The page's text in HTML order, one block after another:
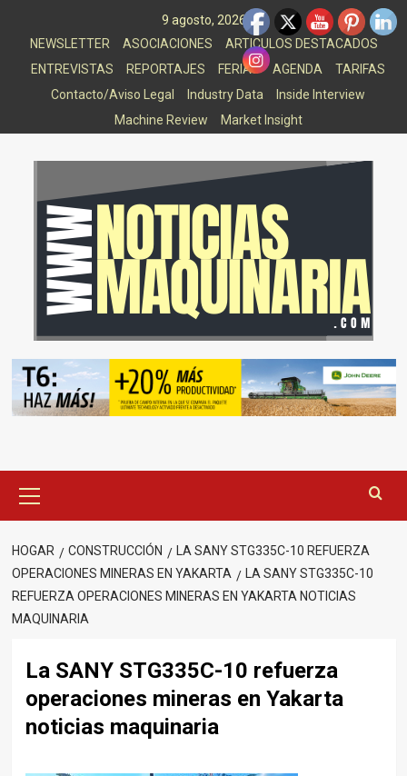
9 agosto, 2026
NEWSLETTER
ASOCIACIONES
ARTICULOS DESTACADOS
ENTREVISTAS
REPORTAJES FERIAS AGENDA
TARIFAS
Contacto/Aviso Legal
Industry Data
Inside Interview
Machine Review
Market Insight
principal
HOGAR CONSTRUCCIÓN
LA SANY STG335C-10 REFUERZA
OPERACIONES MINERAS EN YAKARTA
LA SANY STG335C-10
REFUERZA OPERACIONES MINERAS EN YAKARTA NOTICIAS
MAQUINARIA
La SANY STG335C-10 refuerza
operaciones mineras en Yakarta
noticias maquinaria